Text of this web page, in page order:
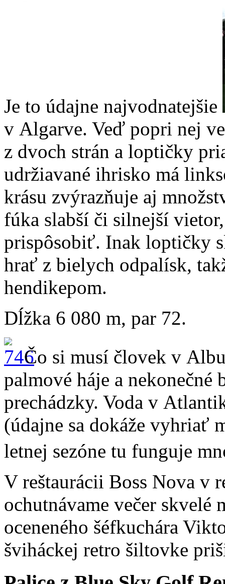
Je to údajne najvodnatejšie
v Algarve. Veď popri nej
z dvoch strán a loptičky
udržiavané ihrisko má
krásu zvýrazňuje aj
fúka slabší či silnejší
prispôsobiť. Inak loptičky
hrať z bielych odpalísk,
hendikepom.
Dĺžka 6 080 m, par 72.
Čo si musí človek v
palmové háje a nekonečné
prechádzky. Voda v
(údajne sa dokáže vyhriať
letnej sezóne tu funguje
V reštaurácii Boss Nova v
ochutnávame večer skvelé
oceneného šéfkuchára
šviháckej retro šiltovke